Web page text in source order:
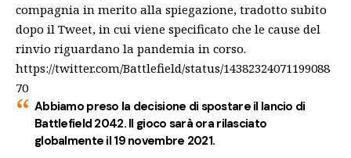
compagnia in merito alla spiegazione, tradotto subito
dopo il Tweet, in cui viene specificato che le cause del
rinvio riguardano la pandemia in corso.
https://twitter.com/Battlefield/status/14382324071199088
70
Abbiamo preso la decisione di spostare il lancio di
Battlefield 2042. Il gioco sarà ora rilasciato
globalmente il 19 novembre 2021.